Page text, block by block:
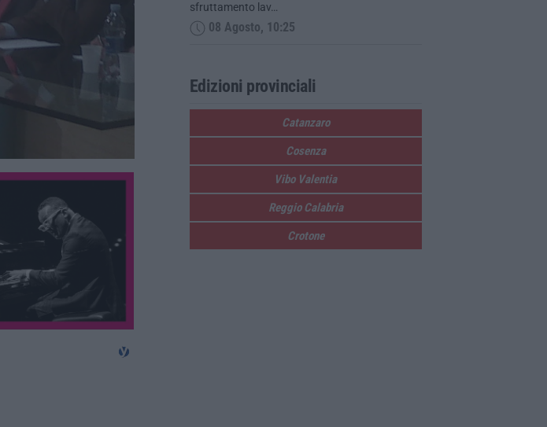
sfruttamento lav…
08 Agosto, 10:25
Edizioni provinciali
Catanzaro
Cosenza
Vibo Valentia
Reggio Calabria
Crotone